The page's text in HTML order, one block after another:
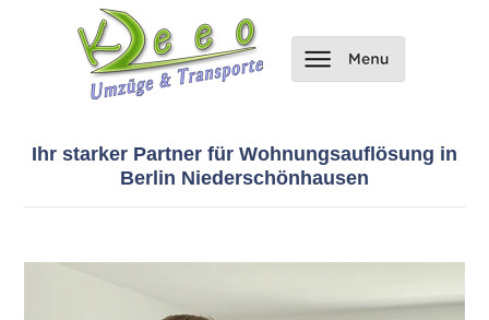
Ihr starker Partner für Wohnungsauflösung in
Berlin Niederschönhausen